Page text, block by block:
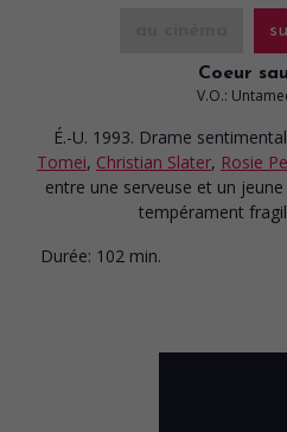
Coeur
V.O.:
É.-U. 1993. Drame sentimental
Tomei, Christian Slater, Rosie
entre une serveuse et un
tempérament
Durée: 102 min.